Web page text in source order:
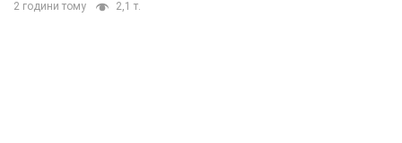
2 години тому 2,1 т.